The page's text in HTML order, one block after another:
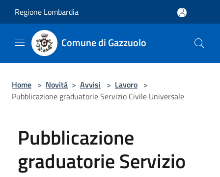
Regione Lombardia
Comune di Gazzuolo
Home > Novità > Avvisi > Lavoro >
Pubblicazione graduatorie Servizio Civile Universale
Pubblicazione
graduatorie Servizio